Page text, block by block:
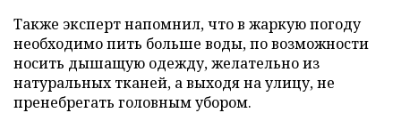
Также эксперт напомнил, что в жаркую погоду
необходимо пить больше воды, по возможности
носить дышащую одежду, желательно из
натуральных тканей, а выходя на улицу, не
пренебрегать головным убором.